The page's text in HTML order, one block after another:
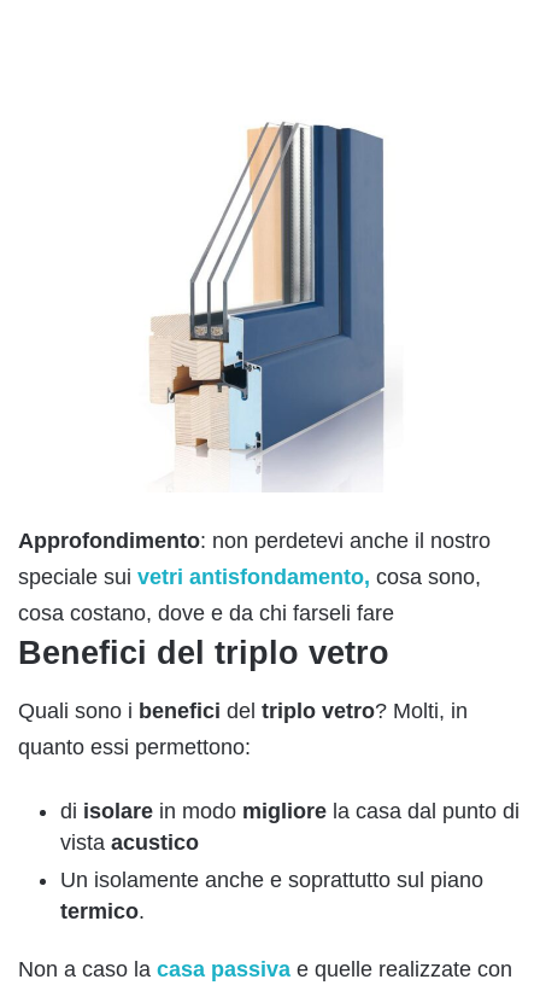
Approfondimento: non perdetevi anche il nostro
speciale sui vetri antisfondamento, cosa sono,
cosa costano, dove e da chi farseli fare
Benefici del triplo vetro
Quali sono i benefici del triplo vetro? Molti, in
quanto essi permettono:
di isolare in modo migliore la casa dal punto di
vista acustico
Un isolamente anche e soprattutto sul piano
termico.
Non a caso la casa passiva e quelle realizzate con